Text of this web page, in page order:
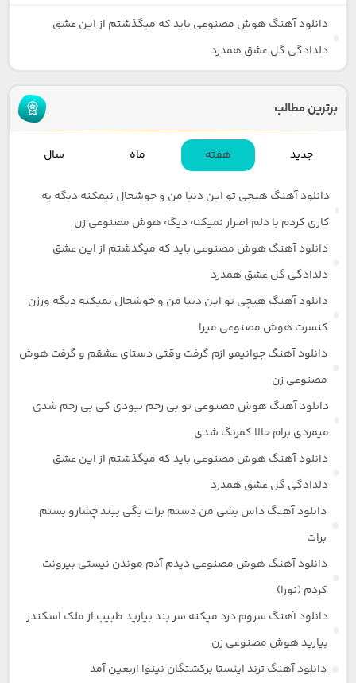
دانلود آهنگ هوش مصنوعی باید که میگذشتم از این عشق
دلدادگی گل عشق همدرد
برترین مطالب
جدید هفته ماه سال
دانلود آهنگ هیچی تو این دنیا من و خوشحال نیمکنه دیگه یه
کاری کردم با دلم اصرار نمیکنه دیگه هوش مصنوعی زن
دانلود آهنگ هوش مصنوعی باید که میگذشتم از این عشق
دلدادگی گل عشق همدرد
دانلود آهنگ هیچی تو این دنیا من و خوشحال نمیکنه دیگه ورژن
کنسرت هوش مصنوعی میرا
دانلود آهنگ جوانیمو ازم گرفت وقتی دستای عشقم و گرفت هوش
مصنوعی زن
دانلود آهنگ هوش مصنوعی تو بی رحم نبودی کی بی رحم شدی
میمردی برام حالا کمرنگ شدی
دانلود آهنگ هوش مصنوعی باید که میگذشتم از این عشق
دلدادگی گل عشق همدرد
دانلود آهنگ داس بشی من دستم برات بگی ببند چشارو بستم
برات
دانلود آهنگ هوش مصنوعی دیدم آدم موندن نیستی بیرونت
کردم (نورا)
دانلود آهنگ سروم درد میکنه سر بند بیارید طبیب از ملک اسکندر
بیارید هوش مصنوعی زن
دانلود آهنگ ترند اینستا برکشتگان نینوا اربعین آمد